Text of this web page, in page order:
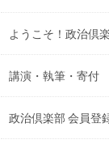
ようこそ！政治倶
講演・執筆・寄付
政治倶楽部 会員登